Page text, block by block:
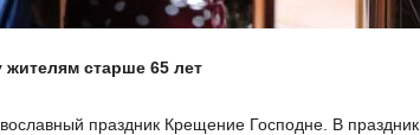
старше 65 лет
праздник Крещение Господне. В праздник